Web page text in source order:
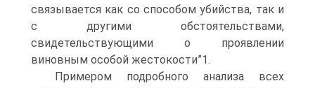
связывается как со способом убийства, так и
с другими обстоятельствами,
свидетельствующими о проявлении
виновным особой жестокости”1.
Примером подробного анализа всех